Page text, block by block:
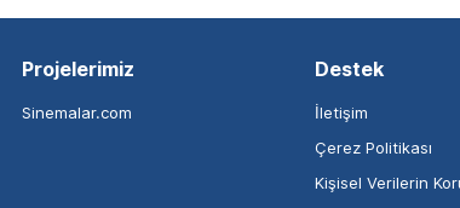
Projelerimiz
Sinemalar.com
Destek
İletişim
Çerez Politikası
Kişisel Verilerin